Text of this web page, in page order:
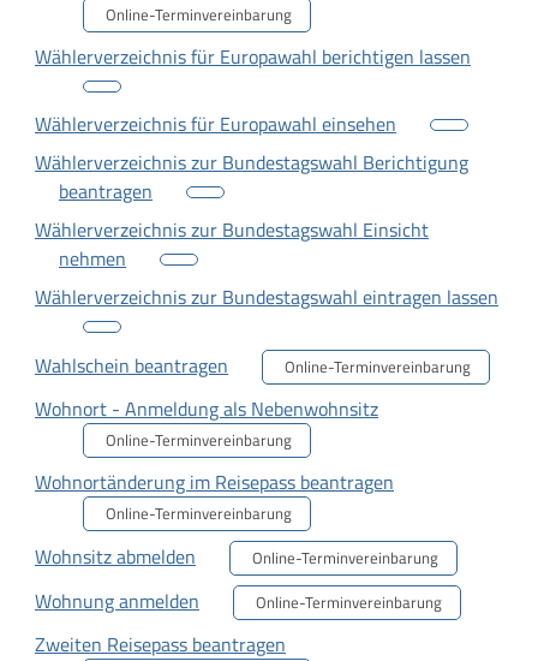
Online-Terminvereinbarung
Wählerverzeichnis für Europawahl berichtigen lassen
Wählerverzeichnis für Europawahl einsehen
Wählerverzeichnis zur Bundestagswahl Berichtigung
beantragen
Wählerverzeichnis zur Bundestagswahl Einsicht
nehmen
Wählerverzeichnis zur Bundestagswahl eintragen lassen
Wahlschein beantragen Online-Terminvereinbarung
Wohnort - Anmeldung als Nebenwohnsitz
Online-Terminvereinbarung
Wohnortänderung im Reisepass beantragen
Online-Terminvereinbarung
Wohnsitz abmelden Online-Terminvereinbarung
Wohnung anmelden Online-Terminvereinbarung
Zweiten Reisepass beantragen